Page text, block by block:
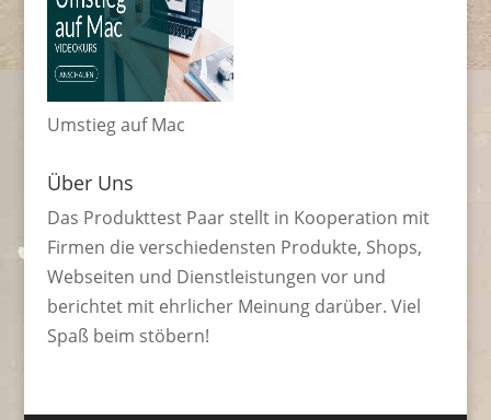
Umstieg auf Mac
Über Uns
Das Produkttest Paar stellt in Kooperation mit
Firmen die verschiedensten Produkte, Shops,
Webseiten und Dienstleistungen vor und
berichtet mit ehrlicher Meinung darüber. Viel
Spaß beim stöbern!